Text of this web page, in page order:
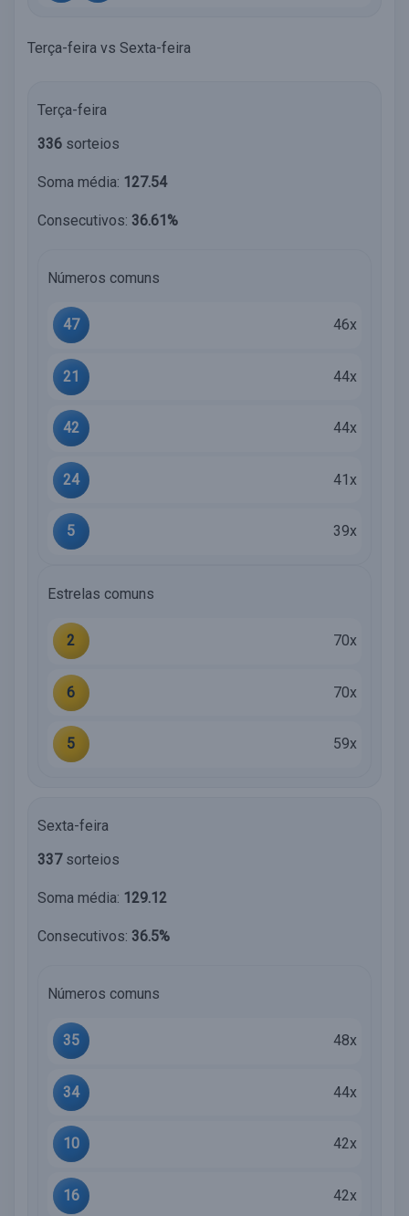
Terça-feira vs Sexta-feira
Terça-feira
336 sorteios
Soma média: 127.54
Consecutivos: 36.61%
Números comuns
47 46x
21 44x
42 44x
24 41x
5 39x
Estrelas comuns
2 70x
6 70x
5 59x
Sexta-feira
337sorteios
Soma média: 129.12
Consecutivos: 36.5%
Números comuns
35 48x
34 44x
10 42x
16 42x